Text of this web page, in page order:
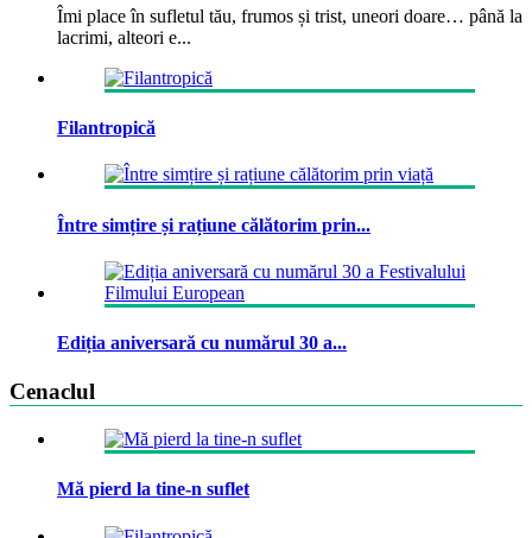
Îmi place în sufletul tău, frumos și trist, uneori doare… până la
lacrimi, alteori e...
Filantropică
Între simțire și rațiune călătorim prin...
Ediția aniversară cu numărul 30 a...
Cenaclul
Mă pierd la tine-n suflet